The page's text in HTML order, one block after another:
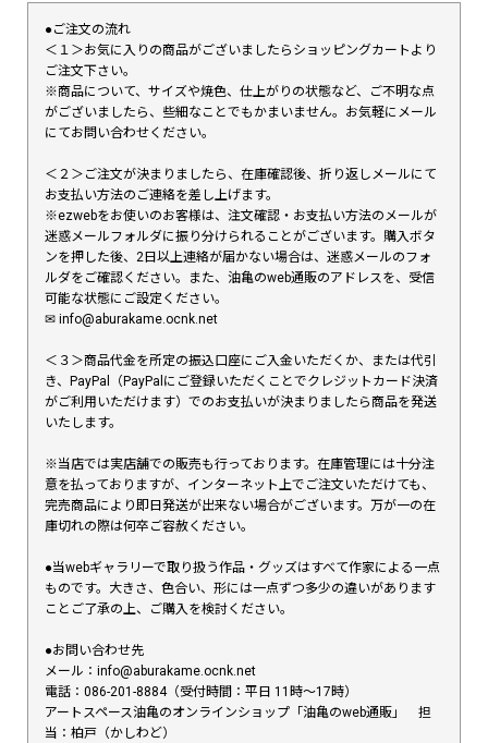
●ご注文の流れ
＜１＞お気に入りの商品がございましたらショッピングカートより
ご注文下さい。
※商品について、サイズや焼色、仕上がりの状態など、ご不明な点
がございましたら、些細なことでもかまいません。お気軽にメール
にてお問い合わせください。
＜２＞ご注文が決まりましたら、在庫確認後、折り返しメールにて
お支払い方法のご連絡を差し上げます。
※ezwebをお使いのお客様は、注文確認・お支払い方法のメールが
迷惑メールフォルダに振り分けられることがございます。購入ボタ
ンを押した後、2日以上連絡が届かない場合は、迷惑メールのフォ
ルダをご確認ください。また、油亀のweb通販のアドレスを、受信
可能な状態にご設定ください。
✉︎ info@aburakame.ocnk.net
＜３＞商品代金を所定の振込口座にご入金いただくか、または代引
き、PayPal（PayPalにご登録いただくことでクレジットカード決済
がご利用いただけます）でのお支払いが決まりましたら商品を発送
いたします。
※当店では実店舗での販売も行っております。在庫管理には十分注
意を払っておりますが、インターネット上でご注文いただけても、
完売商品により即日発送が出来ない場合がございます。万が一の在
庫切れの際は何卒ご容赦ください。
●当webギャラリーで取り扱う作品・グッズはすべて作家による一点
ものです。大きさ、色合い、形には一点ずつ多少の違いがあります
ことご了承の上、ご購入を検討ください。
●お問い合わせ先
メール：info@aburakame.ocnk.net
電話：086-201-8884（受付時間：平日 11時〜17時）
アートスペース油亀のオンラインショップ「油亀のweb通販」 担
当：柏戸（かしわど）